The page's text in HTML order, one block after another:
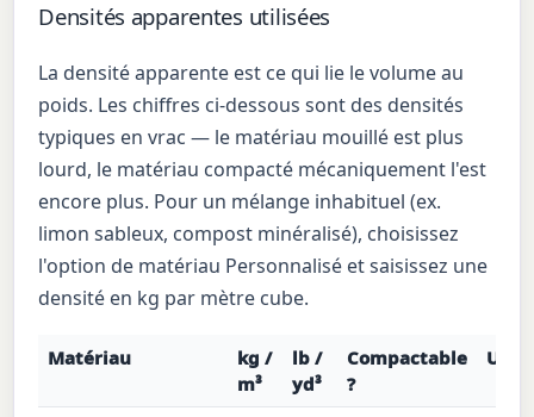
Densités apparentes utilisées
La densité apparente est ce qui lie le volume au
poids. Les chiffres ci-dessous sont des densités
typiques en vrac — le matériau mouillé est plus
lourd, le matériau compacté mécaniquement l'est
encore plus. Pour un mélange inhabituel (ex.
limon sableux, compost minéralisé), choisissez
l'option de matériau Personnalisé et saisissez une
densité en kg par mètre cube.
Matériau
kg /
m³
lb /
yd³
Compactable
?